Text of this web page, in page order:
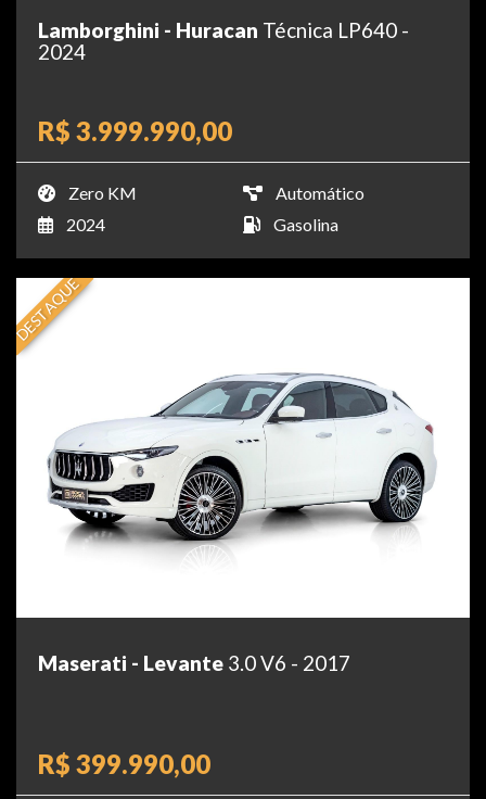
Lamborghini - Huracan Técnica LP640 -
2024
R$ 3.999.990,00
Zero KM
Automático
2024
Gasolina
DESTAQUE
Maserati - Levante 3.0 V6 - 2017
R$ 399.990,00